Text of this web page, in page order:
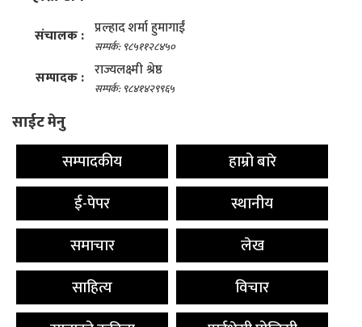
संचालक : प्रल्हाद शर्मा हुमागाईं
सम्पर्क: ९८५११२८४५०
सम्पादक : राज्यलक्ष्मी श्रेष्ठ
सम्पर्क: ९८४१४२९९६५
साईट मेनु
सम्पादकीय
हाम्रो बारे
ई-पेपर
स्थानीय
समाचार
लेख
साहित्य
विचार